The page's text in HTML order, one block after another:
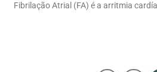
Fibrilação Atrial (FA) é a arritmia